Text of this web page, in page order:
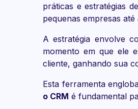
práticas e estratégias
pequenas empresas até
A estratégia envolve
momento em que ele
cliente, ganhando sua
Esta ferramenta
o CRM é fundamental